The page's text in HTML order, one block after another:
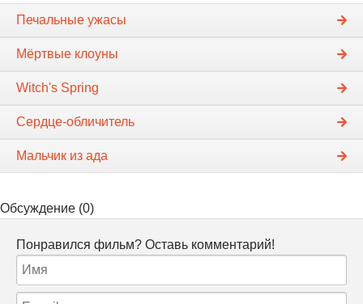
Печальные ужасы
Мёртвые клоуны
Witch's Spring
Сердце-обличитель
Мальчик из ада
Обсуждение (0)
Понравился фильм? Оставь комментарий!